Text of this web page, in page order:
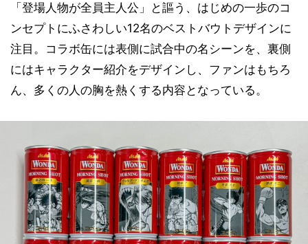
「登場人物が全員主人公」と謳う、はじめの一歩のコ
ンセプトにふさわしい12名のベストバウトデザインに
注目。コラボ缶には表側に試合中の名シーンを、裏側
にはキャラクター紹介をデザインし、ファンはもちろ
ん、多くの人の胸を熱くする内容となっている。